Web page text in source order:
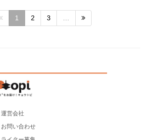
1 2 3
運営会社
お問い合わせ